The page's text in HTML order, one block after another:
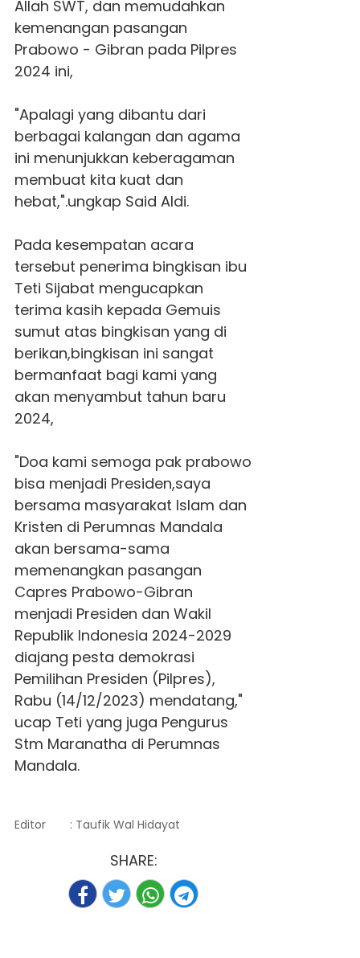
Allah SWT, dan memudahkan
kemenangan pasangan
Prabowo - Gibran pada Pilpres
2024 ini,
"Apalagi yang dibantu dari
berbagai kalangan dan agama
ini menunjukkan keberagaman
membuat kita kuat dan
hebat,".ungkap Said Aldi.
Pada kesempatan acara
tersebut penerima bingkisan ibu
Teti Sijabat mengucapkan
terima kasih kepada Gemuis
sumut atas bingkisan yang di
berikan,bingkisan ini sangat
bermanfaat bagi kami yang
akan menyambut tahun baru
2024,
"Doa kami semoga pak prabowo
bisa menjadi Presiden,saya
bersama masyarakat Islam dan
Kristen di Perumnas Mandala
akan bersama-sama
memenangkan pasangan
Capres Prabowo-Gibran
menjadi Presiden dan Wakil
Republik Indonesia 2024-2029
diajang pesta demokrasi
Pemilihan Presiden (Pilpres),
Rabu (14/12/2023) mendatang,"
ucap Teti yang juga Pengurus
Stm Maranatha di Perumnas
Mandala.
Editor : Taufik Wal Hidayat
SHARE: